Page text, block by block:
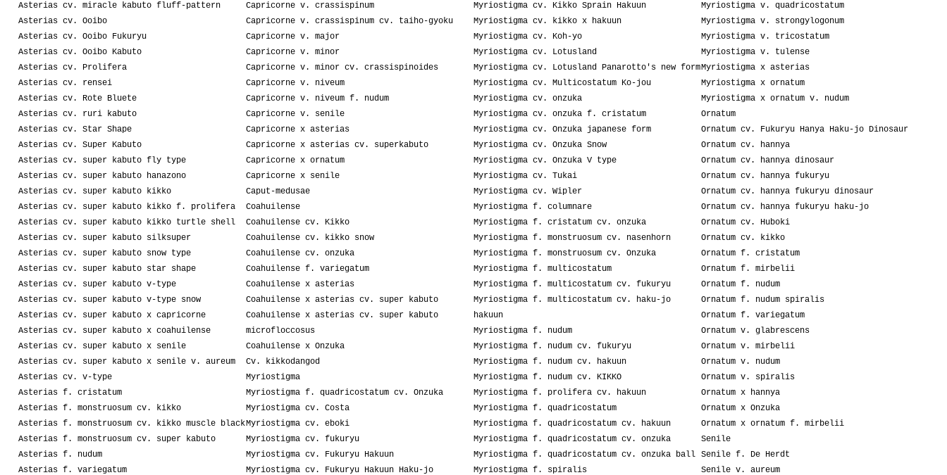
Asterias cv. miracle kabuto fluff-pattern
Asterias cv. Ooibo
Asterias cv. Ooibo Fukuryu
Asterias cv. Ooibo Kabuto
Asterias cv. Prolifera
Asterias cv. rensei
Asterias cv. Rote Bluete
Asterias cv. ruri kabuto
Asterias cv. Star Shape
Asterias cv. Super Kabuto
Asterias cv. super kabuto fly type
Asterias cv. super kabuto hanazono
Asterias cv. super kabuto kikko
Asterias cv. super kabuto kikko f. prolifera
Asterias cv. super kabuto kikko turtle shell
Asterias cv. super kabuto silksuper
Asterias cv. super kabuto snow type
Asterias cv. super kabuto star shape
Asterias cv. super kabuto v-type
Asterias cv. super kabuto v-type snow
Asterias cv. super kabuto x capricorne
Asterias cv. super kabuto x coahuilense
Asterias cv. super kabuto x senile
Asterias cv. super kabuto x senile v. aureum
Asterias cv. v-type
Asterias f. cristatum
Asterias f. monstruosum cv. kikko
Asterias f. monstruosum cv. kikko muscle black
Asterias f. monstruosum cv. super kabuto
Asterias f. nudum
Asterias f. variegatum
Capricorne v. crassispinum
Capricorne v. crassispinum cv. taiho-gyoku
Capricorne v. major
Capricorne v. minor
Capricorne v. minor cv. crassispinoides
Capricorne v. niveum
Capricorne v. niveum f. nudum
Capricorne v. senile
Capricorne x asterias
Capricorne x asterias cv. superkabuto
Capricorne x ornatum
Capricorne x senile
Caput-medusae
Coahuilense
Coahuilense cv. Kikko
Coahuilense cv. kikko snow
Coahuilense cv. onzuka
Coahuilense f. variegatum
Coahuilense x asterias
Coahuilense x asterias cv. super kabuto
Coahuilense x asterias cv. super kabuto
microfloccosus
Coahuilense x Onzuka
Cv. kikkodangod
Myriostigma
Myriostigma f. quadricostatum cv. Onzuka
Myriostigma cv. Costa
Myriostigma cv. eboki
Myriostigma cv. fukuryu
Myriostigma cv. Fukuryu Hakuun
Myriostigma cv. Fukuryu Hakuun Haku-jo
Myriostigma cv. Kikko Sprain Hakuun
Myriostigma cv. kikko x hakuun
Myriostigma cv. Koh-yo
Myriostigma cv. Lotusland
Myriostigma cv. Lotusland Panarotto's new form
Myriostigma cv. Multicostatum Ko-jou
Myriostigma cv. onzuka
Myriostigma cv. onzuka f. cristatum
Myriostigma cv. Onzuka japanese form
Myriostigma cv. Onzuka Snow
Myriostigma cv. Onzuka V type
Myriostigma cv. Tukai
Myriostigma cv. Wipler
Myriostigma f. columnare
Myriostigma f. cristatum cv. onzuka
Myriostigma f. monstruosum cv. nasenhorn
Myriostigma f. monstruosum cv. Onzuka
Myriostigma f. multicostatum
Myriostigma f. multicostatum cv. fukuryu
Myriostigma f. multicostatum cv. haku-jo
hakuun
Myriostigma f. nudum
Myriostigma f. nudum cv. fukuryu
Myriostigma f. nudum cv. hakuun
Myriostigma f. nudum cv. KIKKO
Myriostigma f. prolifera cv. hakuun
Myriostigma f. quadricostatum
Myriostigma f. quadricostatum cv. hakuun
Myriostigma f. quadricostatum cv. onzuka
Myriostigma f. quadricostatum cv. onzuka ball
Myriostigma f. spiralis
Myriostigma v. quadricostatum
Myriostigma v. strongylogonum
Myriostigma v. tricostatum
Myriostigma v. tulense
Myriostigma x asterias
Myriostigma x ornatum
Myriostigma x ornatum v. nudum
Ornatum
Ornatum cv. Fukuryu Hanya Haku-jo Dinosaur
Ornatum cv. hannya
Ornatum cv. hannya dinosaur
Ornatum cv. hannya fukuryu
Ornatum cv. hannya fukuryu dinosaur
Ornatum cv. hannya fukuryu haku-jo
Ornatum cv. Huboki
Ornatum cv. kikko
Ornatum f. cristatum
Ornatum f. mirbelii
Ornatum f. nudum
Ornatum f. nudum spiralis
Ornatum f. variegatum
Ornatum v. glabrescens
Ornatum v. mirbelii
Ornatum v. nudum
Ornatum v. spiralis
Ornatum x hannya
Ornatum x Onzuka
Ornatum x ornatum f. mirbelii
Senile
Senile f. De Herdt
Senile v. aureum